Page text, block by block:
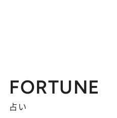
FORTUNE
占い